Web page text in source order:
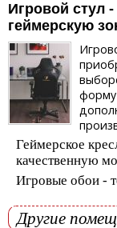
Игровой стул
геймерскую
форму
Геймерское
качественную
Игровые обои -
Другие